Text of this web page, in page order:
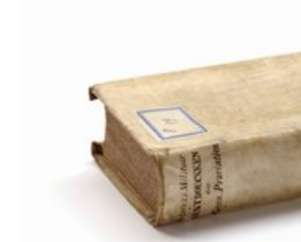
Frankrijk (309)
Duitsland (251)
Nederlands-Indië (243)